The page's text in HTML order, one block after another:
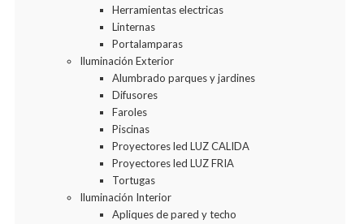
Herramientas electricas
Linternas
Portalamparas
Iluminación Exterior
Alumbrado parques y jardines
Difusores
Faroles
Piscinas
Proyectores led LUZ CALIDA
Proyectores led LUZ FRIA
Tortugas
Iluminación Interior
Apliques de pared y techo